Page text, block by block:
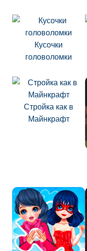
Кусочки
головоломки
Стройка как в
Майнкрафт